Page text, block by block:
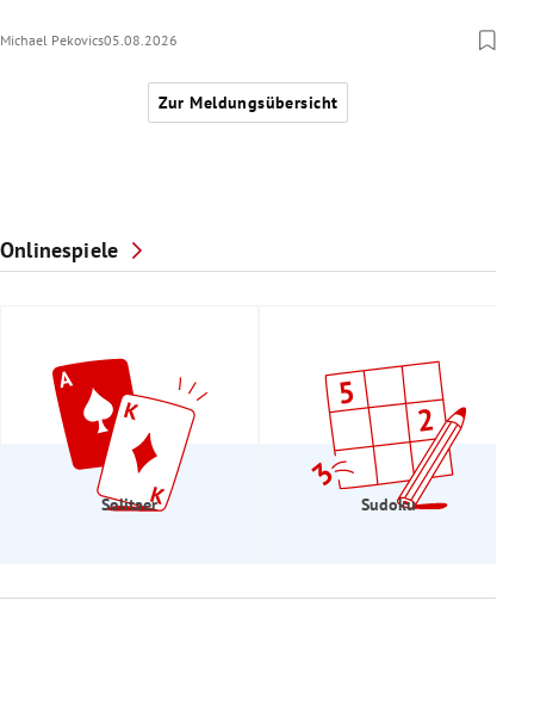
Michael Pekovics05.08.2026
Zur Meldungsübersicht
Onlinespiele
Solitaer Sudoku